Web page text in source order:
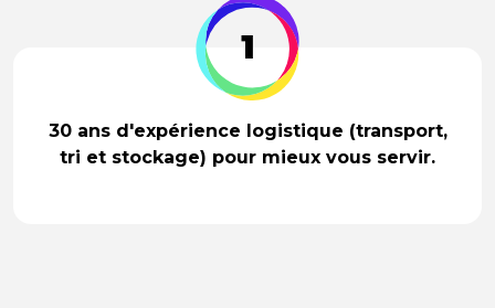
1
30 ans d'expérience logistique (transport,
tri et stockage) pour mieux vous servir.